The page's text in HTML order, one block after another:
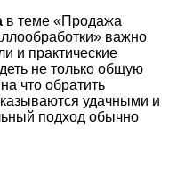
в теме «Продажа
важно
и практические
не только общую
что обратить
удачными и
подход обычно